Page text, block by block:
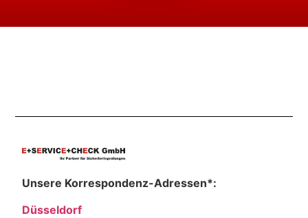
Unsere Korrespondenz-Adressen*:
Düsseldorf